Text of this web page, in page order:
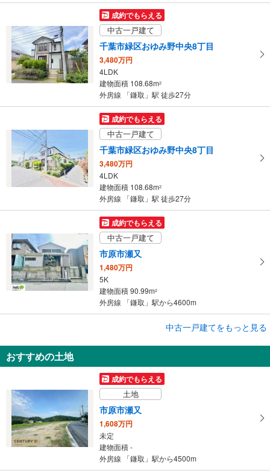
イ
ペ
ー
ジ
に
存
る
成約でもらえる
中古一戸建て
千葉市緑区おゆみ野中央8丁目
3,480万円
4LDK
建物面積 108.68m2
外房線 「鎌取」駅 徒歩27分
成約でもらえる
中古一戸建て
千葉市緑区おゆみ野中央8丁目
3,480万円
4LDK
建物面積 108.68m2
外房線 「鎌取」駅 徒歩27分
成約でもらえる
中古一戸建て
市原市瀬又
1,480万円
5K
建物面積 90.99m2
外房線 「鎌取」駅から4600m
2,980万円
3LDK
建物面積 87.77m
外房線 「鎌取」駅から4400m
中古一戸建てをもっと見る
おすすめの土地
成約でもらえる
土地
市原市瀬又
1,608万円
未定
建物面積 -
外房線 「鎌取」駅から4500m